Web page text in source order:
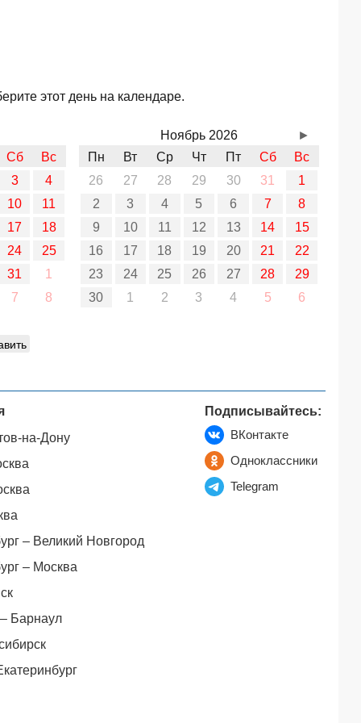
этот день на календаре.
Сб
Вс
3
4
10
11
17
18
24
25
31
1
7
8
Ноябрь 2026
Пн
Вт Ср Чт Пт Сб
Вс
26
27 28 29 30 31
1
2
3 4 5 6 7
8
9
10 11 12 13 14
15
16
17 18 19 20 21
22
23
24 25 26 27 28
29
30
1 2 3 4 5 6
►
на-Дону
– Великий Новгород
– Москва
Барнаул
Подписывайтесь:
ВКонтакте
Одноклассники
Telegram